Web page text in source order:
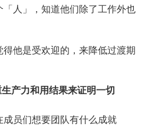
「人」，知道他们除了工作外也
得他是受欢迎的，来降低过渡期
产力和用结果来证明一切
成员们想要团队有什么成就